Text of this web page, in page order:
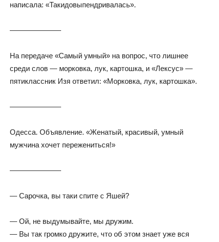
написала: «Такидовыпендривалась».
———————
На передаче «Самый умный» на вопрос, что лишнее
среди слов — морковка, лук, картошка, и «Лексус» —
пятиклассник Изя ответил: «Морковка, лук, картошка».
———————
Одесса. Объявление. «Женатый, красивый, умный
мужчина хочет пережениться!»
———————
— Сарочка, вы таки спите с Яшей?
— Ой, не выдумывайте, мы дружим.
— Вы так громко дружите, что об этом знает уже вся